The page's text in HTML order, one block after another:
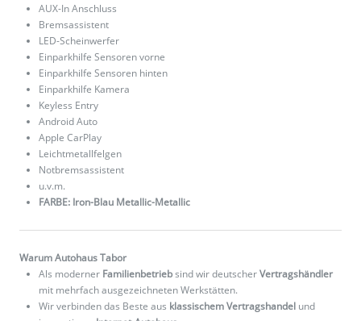
AUX-In Anschluss
Bremsassistent
LED-Scheinwerfer
Einparkhilfe Sensoren vorne
Einparkhilfe Sensoren hinten
Einparkhilfe Kamera
Keyless Entry
Android Auto
Apple CarPlay
Leichtmetallfelgen
Notbremsassistent
u.v.m.
FARBE: Iron-Blau Metallic-Metallic
Warum Autohaus Tabor
Als moderner Familienbetriebsind wir deutscherVertragshändler
mit mehrfach ausgezeichneten Werkstätten.
Wir verbinden das Beste aus klassischem Vertragshandel und